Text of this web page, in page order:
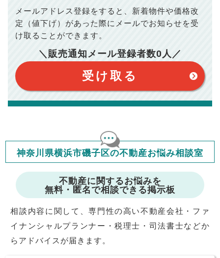
総支払額 100,050 円
このシミュレーターは元利均等返済方式で試算しています。
このシミュレーターは、四捨五入にて計算しております。
このシミュレーターはお借り入れの全期間で金利が変わらない設
このシミュレーターでの結果は、お借り入れを保証するものでは
ありません。
このシミュレーターをご利用された方の、いかなる損害について
ますが、お借り入れの際に各金融機関にご相談ください。
会員マイページでは
修繕費・管理費の計算もできます
※シミュレーター結果はあくまでも概算であり、手残り金額を
保証するものではございません。
※上記売却費用には、住所変更登記の費用、引っ越し費用、住
宅ローンの一括繰上返済の手数料等は含まれておりませんの
で予めご了承ください。
おります。（物件価格×3%＋6万円＋消費税）
メールアドレス登録をすると、 新着物件や価格改
定（値下げ）があった際に メールでお知らせを受
け取ることができます。
＼販売通知メール登録者数0 人／
受け取る
神奈川県横浜市磯子区の不動産お悩み相談室
不動産に関するお悩みを
無料・匿名で相談できる掲示板
相談内容に関して、専門性の高い不動産会社・ファ
イナンシャルプランナー・税理士・司法書士などか
らアドバイスが届きます。